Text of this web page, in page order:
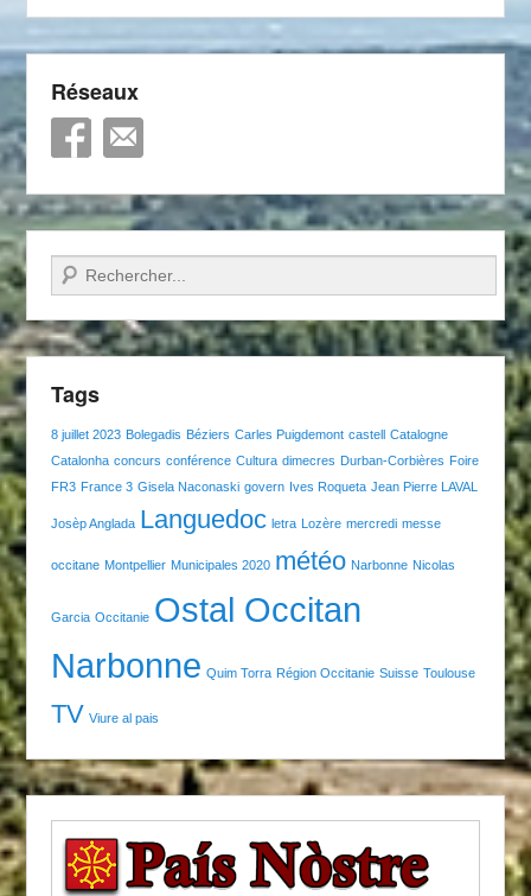
Réseaux
Recherche
Tags
8 juillet 2023 Bolegadis Béziers Carles Puigdemont castell Catalogne
Catalonha concurs conférence Cultura dimecres Durban-Corbières Foire
FR3 France 3 Gisela Naconaski govern Ives Roqueta Jean Pierre LAVAL
Josèp Anglada Languedoc letra Lozère mercredi messe
occitane Montpellier Municipales 2020 météo Narbonne Nicolas
Garcia Occitanie Ostal Occitan
Narbonne Quim Torra Région Occitanie Suisse Toulouse
TV Viure al pais